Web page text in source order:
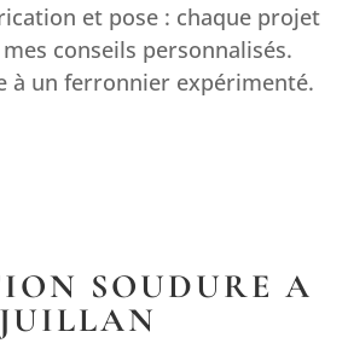
et pose : chaque projet
conseils personnalisés.
à un ferronnier expérimenté.
SOUDURE A
JUILLAN